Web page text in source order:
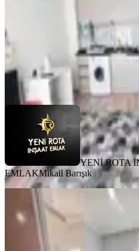
YENİ ROTA İNŞAAT EMLAK
Ara
YENİ ROTA
EMLAKMikail Barışık
MANZARALI
Yeni
Eşyalı 2+0
Onikişubat,